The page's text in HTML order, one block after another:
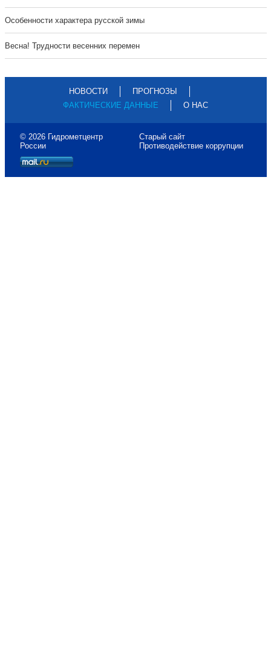
Особенности характера русской зимы
Весна! Трудности весенних перемен
НОВОСТИ
ПРОГНОЗЫ
ФАКТИЧЕСКИЕ ДАННЫЕ
О НАС
© 2026 Гидрометцентр
России
Старый сайт
Противодействие коррупции